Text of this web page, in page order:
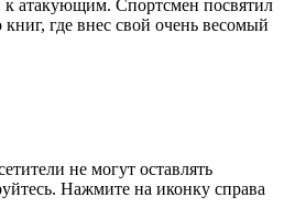
к атакующим. Спортсмен посвятил
где внес свой очень весомый
не могут оставлять
Нажмите на иконку справа